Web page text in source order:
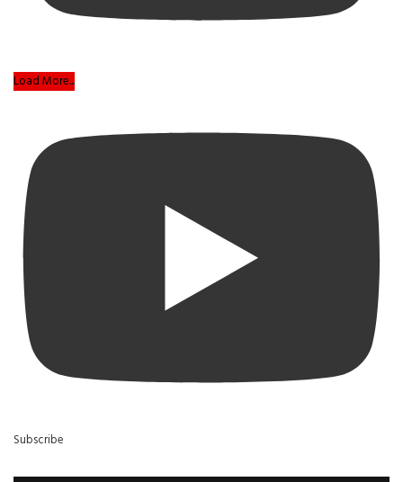
Load More...
Subscribe